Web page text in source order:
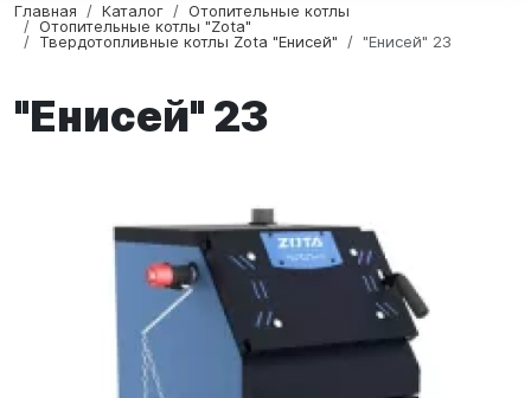
Главная Каталог
Отопительные котлы
Отопительные котлы "Zota"
Твердотопливные котлы Zota "Енисей"
"Енисей" 23
"Енисей" 23